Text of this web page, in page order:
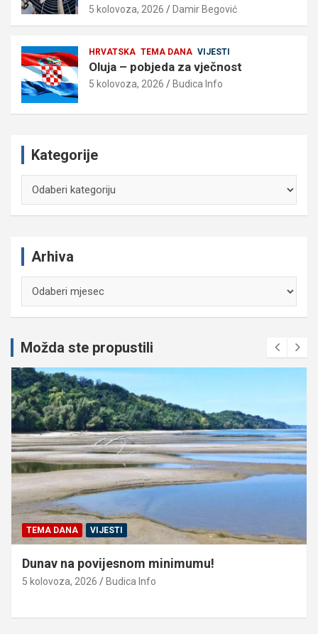
5 kolovoza, 2026 Damir Begović
HRVATSKA TEMA DANA VIJESTI
Oluja – pobjeda za vječnost
5 kolovoza, 2026 Budica Info
Kategorije
Arhiva
Možda ste propustili
TEMA DANA VIJESTI
Dunav na povijesnom minimumu!
5 kolovoza, 2026 Budica Info